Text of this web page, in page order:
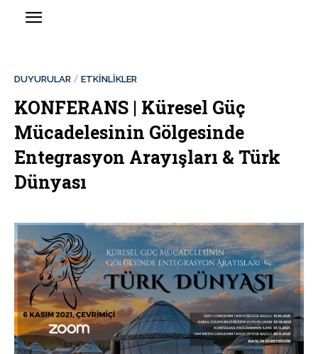
DUYURULAR ETKİNLİKLER
KONFERANS | Küresel Güç
Mücadelesinin Gölgesinde
Entegrasyon Arayışları & Türk
Dünyası